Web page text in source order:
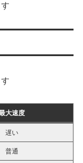
大速度
遅い
普通